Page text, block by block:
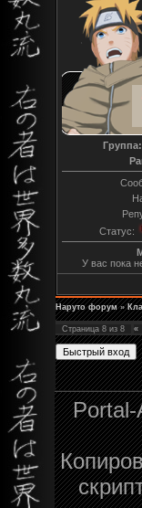
Группа:
Статус:
У вас пока
Наруто форум »
Страница 8 из 8 «